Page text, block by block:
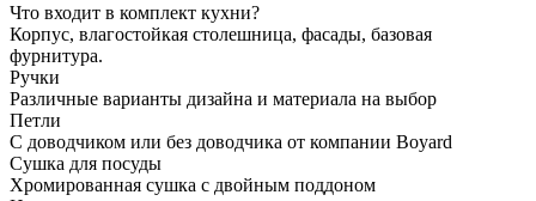
Что входит в комплект кухни?
Корпус, влагостойкая столешница, фасады, базовая
фурнитура.
Ручки
Различные варианты дизайна и материала на выбор
Петли
С доводчиком или без доводчика от компании Boyard
Сушка для посуды
Хромированная сушка с двойным поддоном